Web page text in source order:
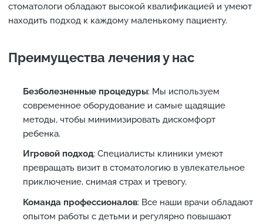
стоматологи обладают высокой квалификацией и умеют
находить подход к каждому маленькому пациенту.
Преимущества лечения у нас
Безболезненные процедуры: Мы используем
современное оборудование и самые щадящие
методы, чтобы минимизировать дискомфорт
ребенка.
Игровой подход: Специалисты клиники умеют
превращать визит в стоматологию в увлекательное
приключение, снимая страх и тревогу.
Команда профессионалов: Все наши врачи обладают
опытом работы с детьми и регулярно повышают